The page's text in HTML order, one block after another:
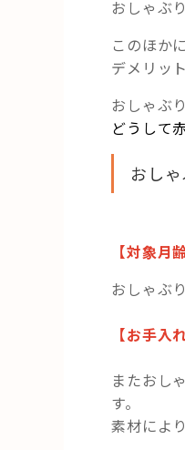
おしゃぶ
このほか
デメリッ
おしゃぶ
どうして
おし
【対象月
おしゃぶ
【お手入
またおし
す。
素材によ